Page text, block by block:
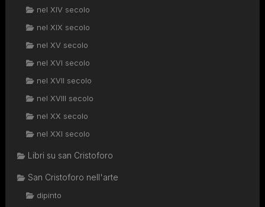
nel XIV secolo
nel XIX secolo
nel XV secolo
nel XVI secolo
nel XVII secolo
nel XVIII secolo
nel XX secolo
nel XXI secolo
Libri su san Cristoforo
San Cristoforo nell'arte
dipinto